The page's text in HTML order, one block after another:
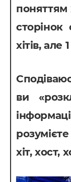
поняттям
хітів, але
ви
хіт, хост,